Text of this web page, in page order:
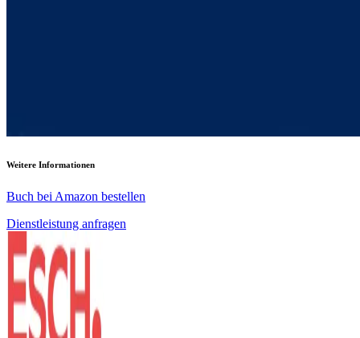
Weitere Informationen
Buch bei Amazon bestellen
Dienstleistung anfragen